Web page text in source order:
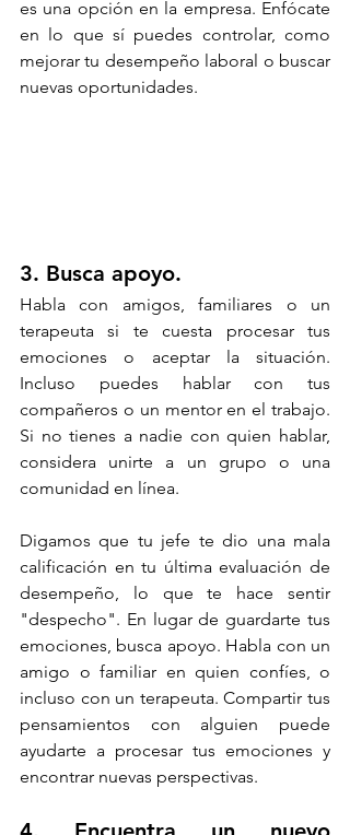
es una opción en la empresa. Enfócate
en lo que sí puedes controlar, como
mejorar tu desempeño laboral o buscar
nuevas oportunidades.
3. Busca apoyo.
Habla con amigos, familiares o un
terapeuta si te cuesta procesar tus
emociones o aceptar la situación.
Incluso puedes hablar con tus
compañeros o un mentor en el trabajo.
Si no tienes a nadie con quien hablar,
considera unirte a un grupo o una
comunidad en línea.
Digamos que tu jefe te dio una mala
calificación en tu última evaluación de
desempeño, lo que te hace sentir
"despecho". En lugar de guardarte tus
emociones, busca apoyo. Habla con un
amigo o familiar en quien confíes, o
incluso con un terapeuta. Compartir tus
pensamientos con alguien puede
ayudarte a procesar tus emociones y
encontrar nuevas perspectivas.